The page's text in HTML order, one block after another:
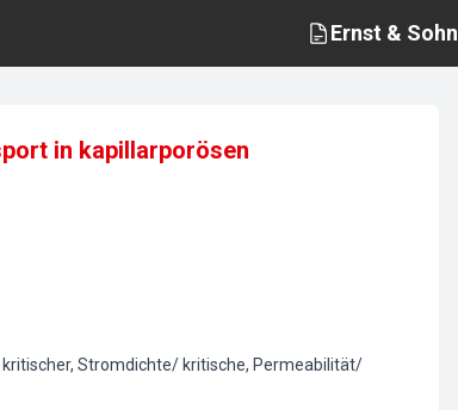
Ernst & Sohn
in kapillarporösen
Stromdichte/ kritische, Permeabilität/